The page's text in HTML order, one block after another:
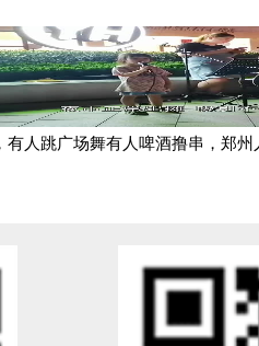
有人跳广场舞有人啤酒撸串，郑